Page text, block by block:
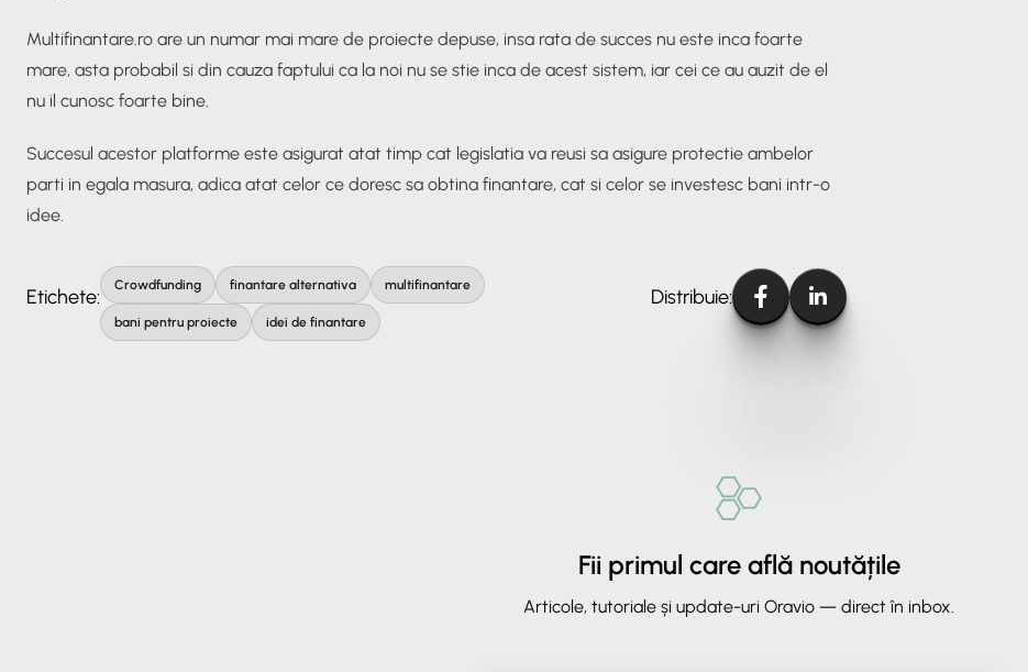
Multifinantare.ro are un numar mai mare de proiecte depuse, insa rata de succes nu este inca foarte
mare, asta probabil si din cauza faptului ca la noi nu se stie inca de acest sistem, iar cei ce au auzit de el
nu il cunosc foarte bine.
Succesul acestor platforme este asigurat atat timp cat legislatia va reusi sa asigure protectie ambelor
parti in egala masura, adica atat celor ce doresc sa obtina finantare, cat si celor se investesc bani intr-o
idee.
Etichete: Crowdfunding finantare alternativa multifinantare
bani pentru proiecte idei de finantare
Distribuie:
Fii primul care află noutățile
Articole, tutoriale și update-uri Oravio — direct în inbox.